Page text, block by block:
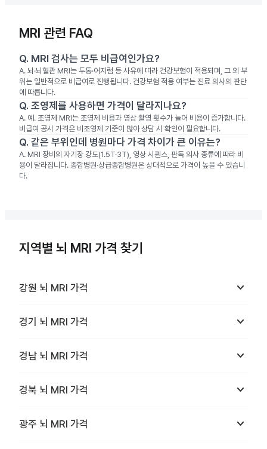
MRI 관련 FAQ
Q. MRI 검사는 모두 비급여인가요?
A. 뇌·뇌혈관 MRI는 두통·어지럼 등 사유에 따라 건강보험이 적용되며, 그 외 부
위는 일반적으로 비급여로 진행됩니다. 건강보험 적용 여부는 진료 의사의 판단
에 따릅니다.
Q. 조영제를 사용하면 가격이 달라지나요?
A. 예. 조영제 MRI는 조영제 비용과 영상 촬영 횟수가 늘어 비용이 증가합니다.
비급여 공시 가격은 비조영제 기준이 많아 상담 시 확인이 필요합니다.
Q. 같은 부위인데 병원마다 가격 차이가 큰 이유는?
A. MRI 장비의 자기장 강도(1.5T·3T), 영상 시퀀스, 판독 의사 종류에 따라 비
용이 달라집니다. 종합병원·상급종합병원은 상대적으로 가격이 높을 수 있습니
다.
지역별 뇌 MRI 가격 찾기
강원 뇌 MRI 가격 keyboard_arrow_down
경기 뇌 MRI 가격 keyboard_arrow_down
경남 뇌 MRI 가격 keyboard_arrow_down
경북 뇌 MRI 가격 keyboard_arrow_down
광주 뇌 MRI 가격 keyboard_arrow_down